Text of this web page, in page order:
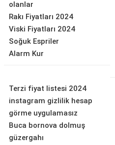
olanlar
Rakı Fiyatları 2024
Viski Fiyatları 2024
Soğuk Espriler
Alarm Kur
Terzi fiyat listesi 2024
instagram gizlilik hesap
görme uygulamasız
Buca bornova dolmuş
güzergahı